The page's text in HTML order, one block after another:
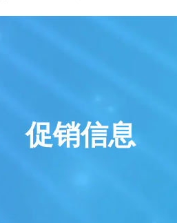
促销信息